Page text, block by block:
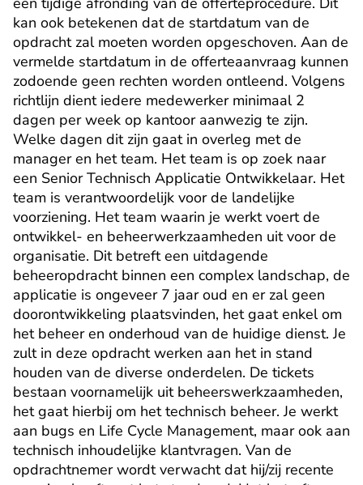
kan ook betekenen dat de startdatum van de
opdracht zal moeten worden opgeschoven. Aan de
vermelde startdatum in de offerteaanvraag kunnen
zodoende geen rechten worden ontleend. Volgens
richtlijn dient iedere medewerker minimaal 2
dagen per week op kantoor aanwezig te zijn.
Welke dagen dit zijn gaat in overleg met de
manager en het team. Het team is op zoek naar
een Senior Technisch Applicatie Ontwikkelaar. Het
team is verantwoordelijk voor de landelijke
voorziening. Het team waarin je werkt voert de
ontwikkel- en beheerwerkzaamheden uit voor de
organisatie. Dit betreft een uitdagende
beheeropdracht binnen een complex landschap, de
applicatie is ongeveer 7 jaar oud en er zal geen
doorontwikkeling plaatsvinden, het gaat enkel om
het beheer en onderhoud van de huidige dienst. Je
zult in deze opdracht werken aan het in stand
houden van de diverse onderdelen. De tickets
bestaan voornamelijk uit beheerswerkzaamheden,
het gaat hierbij om het technisch beheer. Je werkt
aan bugs en Life Cycle Management, maar ook aan
technisch inhoudelijke klantvragen. Van de
opdrachtnemer wordt verwacht dat hij/zij recente